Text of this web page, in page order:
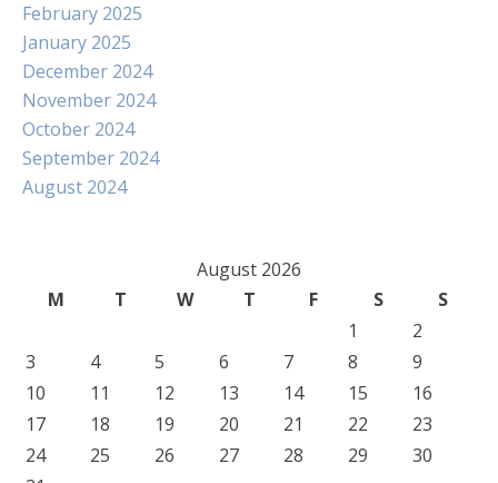
February 2025
January 2025
December 2024
November 2024
October 2024
September 2024
August 2024
August 2026
M
T W T F S
S
1
2
3
4 5 6 7 8
9
10
11 12 13 14 15
16
17
18 19 20 21 22
23
24
25 26 27 28 29
30